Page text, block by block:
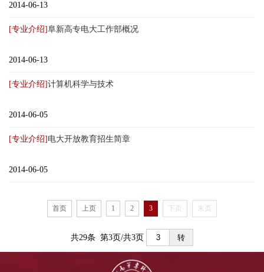
2014-06-13
[专业介绍]阜新高专电大工作部概况
2014-06-13
[专业介绍]计算机科学与技术
2014-06-05
[专业介绍] 电大开放教育招生简章
2014-06-05
首页 上页 1 2 3 下页 末页
共29条 第3页/共3页 转